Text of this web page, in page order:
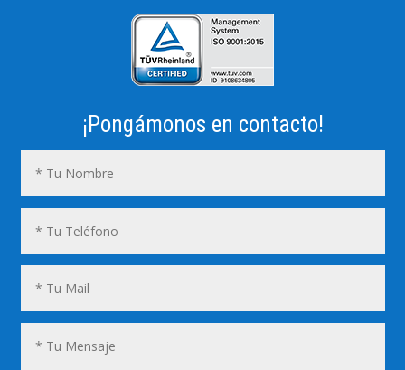
¡Pongámonos en contacto!